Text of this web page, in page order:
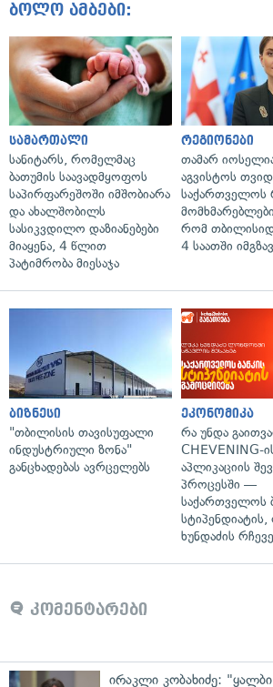
ბოლო ამბები:
სამართალი
სანიტარს, რომელმაც
ბათუმის საავადმყოფოს
საპირფარეშოში იმშობიარა
და ახალშობილს
სასიკვდილო დაზიანებები
მიაყენა, 4 წლით
პატიმრობა მიესაჯა
რეგიონები
თამარ
აგვისტოს
საქართველოს
რომ
4 საათში
ბიზნესი
"თბილისის თავისუფალი
ინდუსტრიული ზონა"
განცხადებას ავრცელებს
ეკონომიკა
რა უნდა
CHEVENING-
აპლიკაციის
პროცესში —
საქართველოს
ხუნდაძის
კომენტარები
ირაკლი კობახიძე: "ყალბი